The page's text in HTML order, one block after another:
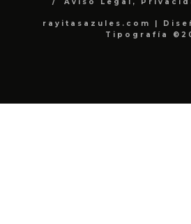
Aviso Legal,
rayitasazules.com |
Tipografía